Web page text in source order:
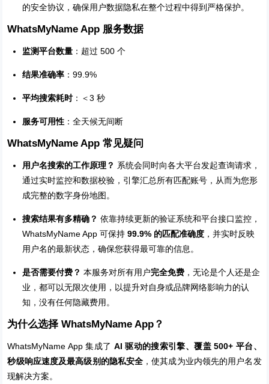
的安全协议，确保用户数据隐私在整个过程中得到严格保护。
WhatsMyName App 服务数据
监测平台数量 ：超过 500 个
结果准确率 ：99.9%
平均搜索耗时：＜3 秒
服务可用性 ：全天候无间断
WhatsMyName App 常见疑问
用户名搜索的工作原理？ 系统会同时向各大平台发起查询请求，
通过实时监控和数据校验，引擎汇总所有匹配账号，从而为您形
成完整的数字身份地图。
搜索结果有多精确？ 依靠持续更新的验证系统和平台接口监控，
WhatsMyName App 可保持99.9% 的匹配准确度 ，并实时反映
用户名的最新状态，确保您获得最可靠的信息。
是否需要付费？ 本服务对所有用户完全免费 ，无论是个人还是企
业，都可以无限次使用，以提升对自身或品牌网络影响力的认
知，没有任何隐藏费用。
为什么选择 WhatsMyName App？
WhatsMyName App 集成了 AI 驱动的搜索引擎、覆盖 500+ 平台、
秒级响应速度及最高级别的隐私安全 ，使其成为业内领先的用户名发
现解决方案。